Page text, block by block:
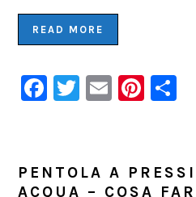
READ MORE
Facebook
Twitter
Email
PENTOLA A
ACQUA – COSA